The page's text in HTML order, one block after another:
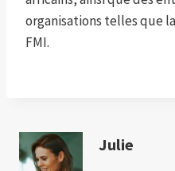
organisations telles que
FMI.
Julie